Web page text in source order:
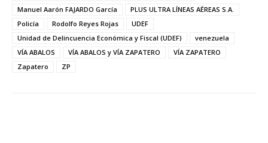
Manuel Aarón FAJARDO García
PLUS ULTRA LÍNEAS AÉREAS S.A.
Policía
Rodolfo Reyes Rojas
UDEF
Unidad de Delincuencia Económica y Fiscal (UDEF)
venezuela
VÍA ABALOS
VÍA ABALOS y VÍA ZAPATERO
VÍA ZAPATERO
Zapatero
ZP